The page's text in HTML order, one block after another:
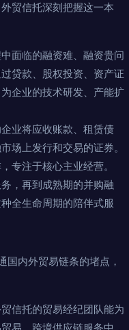
贸信托深刻把握这一本
面临的融资难、融资贵问
贷款、股权投资、资产证
企业的技术研发、产能扩
业将应收账款、租赁债
场上发行和交易的证券。
专注于核心主业经营。
，再到成熟期的并购融
全生命周期的陪伴式服
国内外贸易链条的堵点，
信托的贸易经纪团队能为